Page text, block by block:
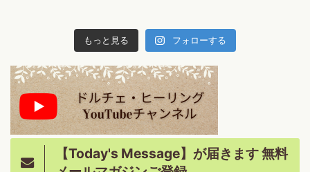
もっと見る フォローする
【Today's Message】が届きます 無料